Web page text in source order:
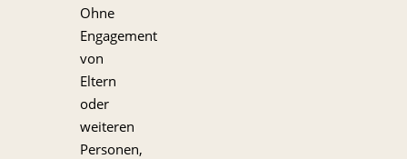
Ohne
Engagement
von
Eltern
oder
weiteren
Personen,